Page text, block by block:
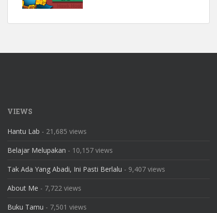
VIEWS
Hantu Lab - 21,685 views
Belajar Melupakan - 10,157 views
Tak Ada Yang Abadi, Ini Pasti Berlalu - 9,407 views
About Me - 7,722 views
Buku Tamu - 7,501 views